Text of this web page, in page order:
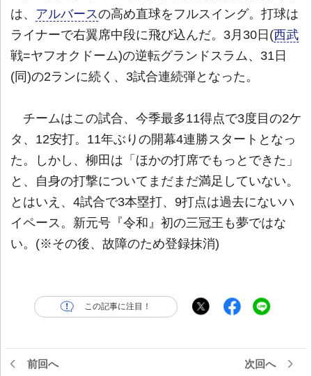
は、 アルバースの高め直球をフルスイング。打球は
ライナーで右翼席中段に飛び込んだ。3月30日(西武
戦=ヤフオクドーム)の逆転グランドスラム、31日
(同)の2ランに続く、3試合連続弾となった。
チームはこの試合、今季最多11得点で3度目の2ケ
タ、12安打。11年ぶりの開幕4連勝スタートとなっ
た。しかし、柳田は「ほかの打席でもっとできた」
と、自身の打撃についてまだまだ満足していない。
とはいえ、4試合で3本塁打、9打点は過去にないハ
イペース。新元号『令和』初の三冠王も夢ではな
い。(※その後、故障のため登録抹消)
この記事に注目！
前回へ 次回へ